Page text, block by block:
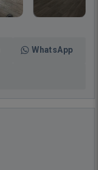
WhatsApp